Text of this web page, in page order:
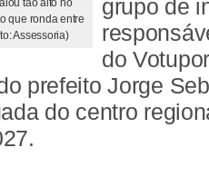
tão alto no
que ronda entre
Assessoria)
grupo de
do
prefeito Jorge
do centro